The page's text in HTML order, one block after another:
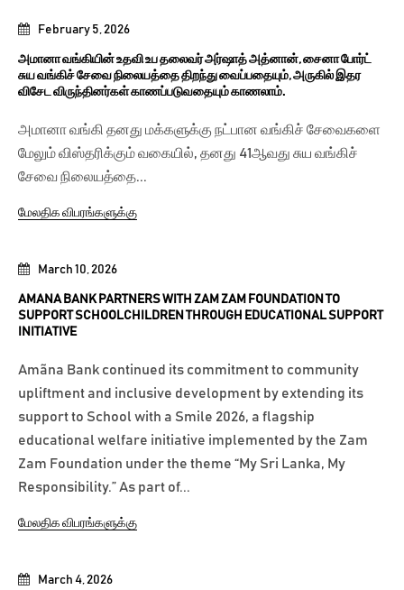
March 4, 2026
March 10, 2026
AMANA BANK PARTNERS WITH ZAM ZAM FOUNDATION TO
SUPPORT SCHOOLCHILDREN THROUGH EDUCATIONAL SUPPORT
INITIATIVE
Amãna Bank continued its commitment to community
upliftment and inclusive development by extending its
support to School with a Smile 2026, a flagship
educational welfare initiative implemented by the Zam
Zam Foundation under the theme “My Sri Lanka, My
Responsibility.” As part of...
மேலதிக விபரங்களுக்கு
February 5, 2026
அமானா வங்கியின் உதவி உப தலைவர் அர்ஷாத் அத்னான், சைனா போர்ட்
சுய வங்கிச் சேவை நிலையத்தை திறந்து வைப்பதையும், அருகில் இதர
விசேட விருந்தினர்கள் காணப்படுவதையும் காணலாம்.
அமானா வங்கி தனது மக்களுக்கு நட்பான வங்கிச் சேவைகளை
மேலும் விஸ்தரிக்கும் வகையில், தனது 41ஆவது சுய வங்கிச்
சேவை நிலையத்தை...
மேலதிக விபரங்களுக்கு